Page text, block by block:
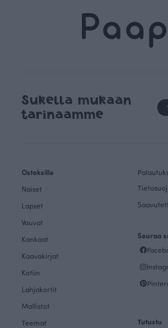
Sukella mukaan
tarinaamme
Ostoksille
Naiset
Lapset
Vauvat
Kankaat
Kaavakirjat
Kotiin
Lahjakortit
Mallistot
Teemat
Seuraa
Tutustu